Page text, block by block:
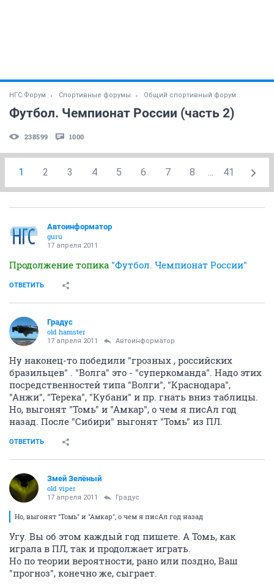
НГС.Форум Спортивные форумы Общий спортивный форум
Футбол. Чемпионат России (часть 2)
238599 1000
1 2 3 4 5 6 7 8 ... 41
Автоинформатор
guru
17 апреля 2011
Продолжение топика "Футбол. Чемпионат России"
ОТВЕТИТЬ
Градус
old hamster
17 апреля 2011 Автоинформатор
Ну наконец-то победили "грозных , российских
бразильцев" . "Волга" это - "суперкоманда". Надо этих
посредственностей типа "Волги", "Краснодара",
"Анжи", "Терека", "Кубани" и пр. гнать вниз таблицы.
Но, выгонят "Томь" и "Амкар", о чем я писАл год
назад. После "Сибири" выгонят "Томь" из ПЛ.
ОТВЕТИТЬ
Змей Зелёный
old viper
17 апреля 2011 Градус
Но, выгонят "Томь" и "Амкар", о чем я писАл год назад
Угу. Вы об этом каждый год пишете. А Томь, как
играла в ПЛ, так и продолжает играть.
Но по теории вероятности, рано или поздно, Ваш
"прогноз", конечно же, сыграет.